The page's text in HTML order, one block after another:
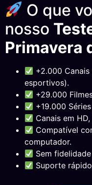
O que
nosso
Primavera
+2.000
esportivos).
+29.000
+19.000
Canais em
Compatível
computador.
Sem
Suporte